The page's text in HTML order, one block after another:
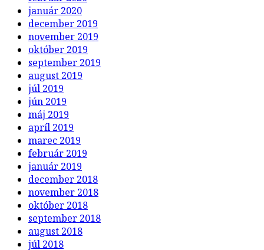
január 2020
december 2019
november 2019
október 2019
september 2019
august 2019
júl 2019
jún 2019
máj 2019
apríl 2019
marec 2019
február 2019
január 2019
december 2018
november 2018
október 2018
september 2018
august 2018
júl 2018